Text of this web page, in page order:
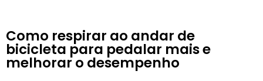
Como respirar ao andar de
bicicleta para pedalar mais e
melhorar o desempenho